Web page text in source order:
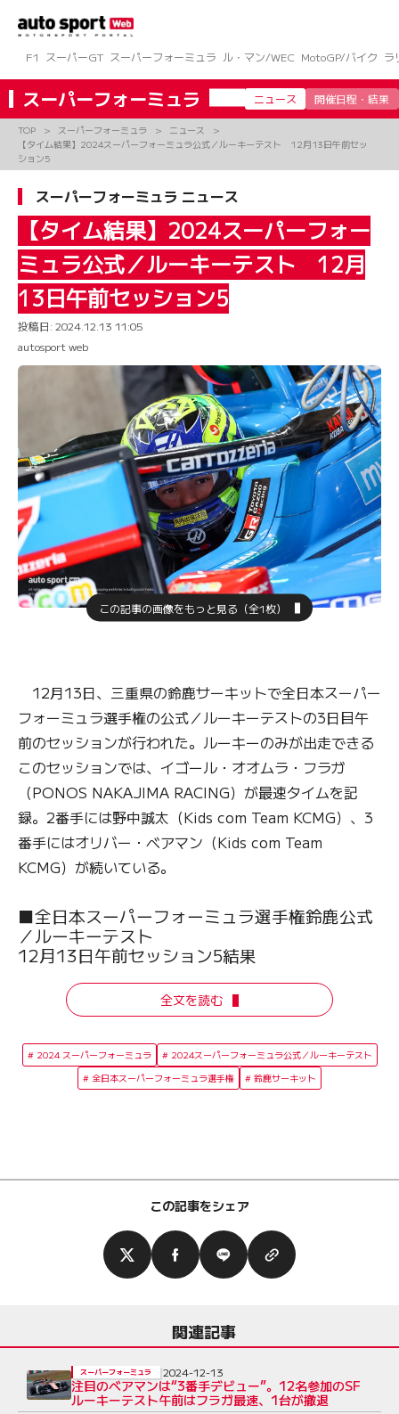
ツ
へ
ス
キ
F1 スーパーGT スーパーフォーミュラ ル・マン/WEC MotoGP/バイク ラ
スーパーフォーミュラ ニュース 開催日程・結果
TOP スーパーフォーミュラ
ニュース
【タイム結果】2024スーパーフォーミュラ公式／ルーキーテスト 12月13日午前セッ
ション5
スーパーフォーミュラ ニュース
【タイム結果】2024スーパーフォー
ミュラ公式／ルーキーテスト 12月
13日午前セッション5
投稿日: 2024.12.13 11:05
autosport web
この記事の画像をもっと見る（全1枚）
12月13日、三重県の鈴鹿サーキットで全日本スーパー
フォーミュラ選手権の公式／ルーキーテストの3日目午
前のセッションが行われた。ルーキーのみが出走できる
このセッションでは、イゴール・オオムラ・フラガ
（PONOS NAKAJIMA RACING）が最速タイムを記
録。2番手には野中誠太（Kids com Team KCMG）、3
番手にはオリバー・ベアマン（Kids com Team
KCMG）が続いている。
■全日本スーパーフォーミュラ選手権鈴鹿公式
／ルーキーテスト
12月13日午前セッション5結果
全文を読む
2024 スーパーフォーミュラ
2024スーパーフォーミュラ公式／ルーキーテスト
全日本スーパーフォーミュラ選手権
鈴鹿サーキット
この記事をシェア
関連記事
注目のベアマンは“3番手デビュー”。12名参加のSF
ルーキーテスト午前はフラガ最速、1台が撤退
スーパーフォーミュラ 2024-12-13